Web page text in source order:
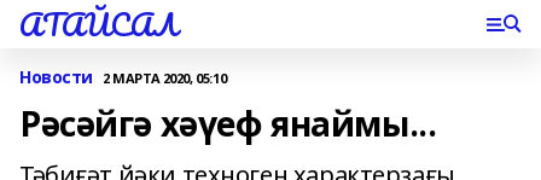
АТАЙСАЛ
Новости 2 МАРТА 2020, 05:10
Рәсәйгә хәүеф янаймы...